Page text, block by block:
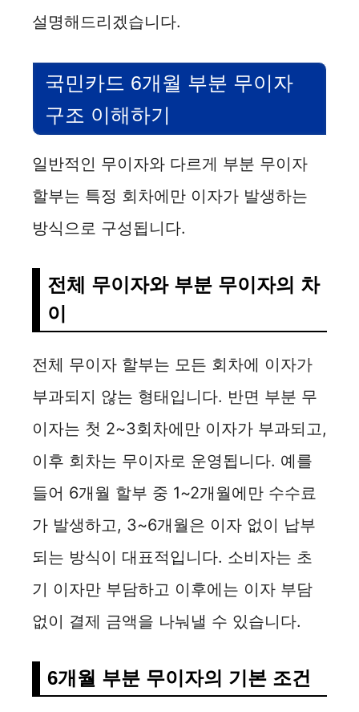
설명해드리겠습니다.
국민카드 6개월 부분 무이자
구조 이해하기
일반적인 무이자와 다르게 부분 무이자
할부는 특정 회차에만 이자가 발생하는
방식으로 구성됩니다.
전체 무이자와 부분 무이자의 차
이
전체 무이자 할부는 모든 회차에 이자가
부과되지 않는 형태입니다. 반면 부분 무
이자는 첫 2~3회차에만 이자가 부과되고,
이후 회차는 무이자로 운영됩니다. 예를
들어 6개월 할부 중 1~2개월에만 수수료
가 발생하고, 3~6개월은 이자 없이 납부
되는 방식이 대표적입니다. 소비자는 초
기 이자만 부담하고 이후에는 이자 부담
없이 결제 금액을 나눠낼 수 있습니다.
6개월 부분 무이자의 기본 조건